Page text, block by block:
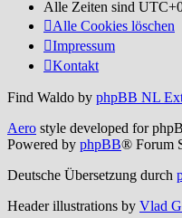
Alle Zeiten sind
Alle Cookies löschen
Impressum
Kontakt
Find Waldo by phpBB NL
Aero style developed for
Powered by phpBB® Forum
Deutsche Übersetzung durch
Header illustrations by Vlad